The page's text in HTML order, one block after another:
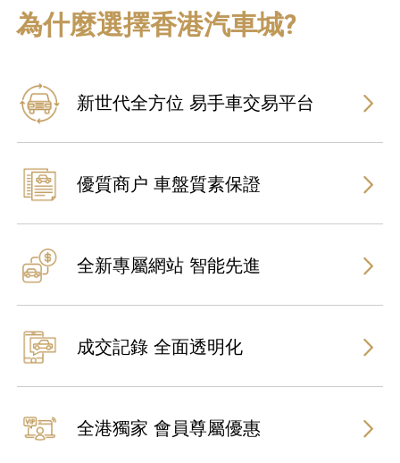
為什麼選擇香港汽車城?
新世代全方位 易手車交易平台
優質商户 車盤質素保證
全新專屬網站 智能先進
成交記錄 全面透明化
全港獨家 會員尊屬優惠